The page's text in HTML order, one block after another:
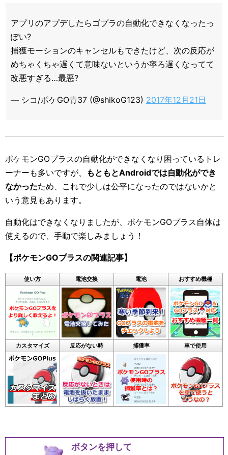
アプリのアプデしたらゴプラの自動化できなくなったっ
ぽい?
捕獲モーションのキャンセルもできたけど、次の反応が
めちゃくちゃ遅くて意味ないというか寧ろ遅くなってて
改悪すぎる…最悪?
— シコ/ポケGO青37 (@shikoG123) 2017年12月21日
ポケモンGOプラスの自動化ができなくなり困っているトレ
ーナーも多いですが、
もともとAndroidでは自動化ができ
なかったため、これで少しは公平になったのではないかと
いう意見もあります。
自動化はできなくなりましたが、ポケモンGOプラス自体は
使えるので、手動で楽しみましょう！
【ポケモンGOプラスの関連記事】
使い方 電池交換 電池 おすすめ機種
カスタマイズ 反応がない時 捕獲率 車で使用
ボタンを押して